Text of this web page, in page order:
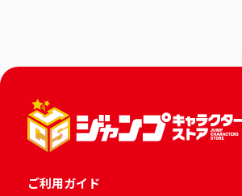
ご利用ガイド